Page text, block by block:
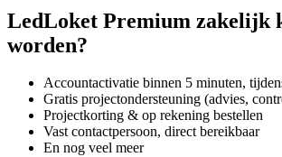
LedLoket Premium zakelijk
worden?
Accountactivatie binnen 5 minuten,
Gratis projectondersteuning (advies,
Projectkorting & op rekening bestellen
Vast contactpersoon, direct bereikbaar
En nog veel meer